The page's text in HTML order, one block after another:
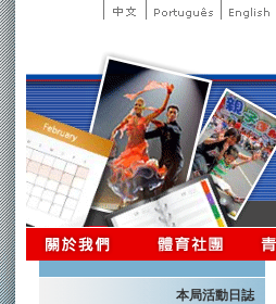
本局活動日誌